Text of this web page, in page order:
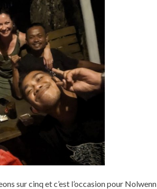
sur cinq et c’est l’occasion pour Nolwenn